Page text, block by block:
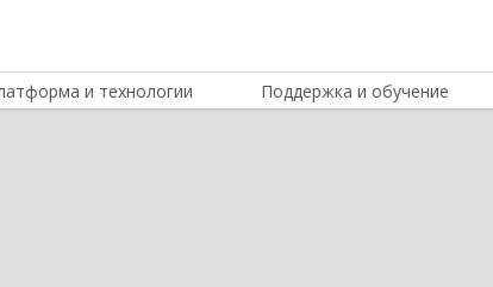
и технологии Поддержка и обучение